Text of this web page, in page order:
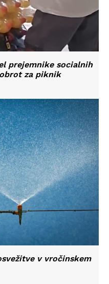
prejemnike socialnih
za piknik
v vročinskem